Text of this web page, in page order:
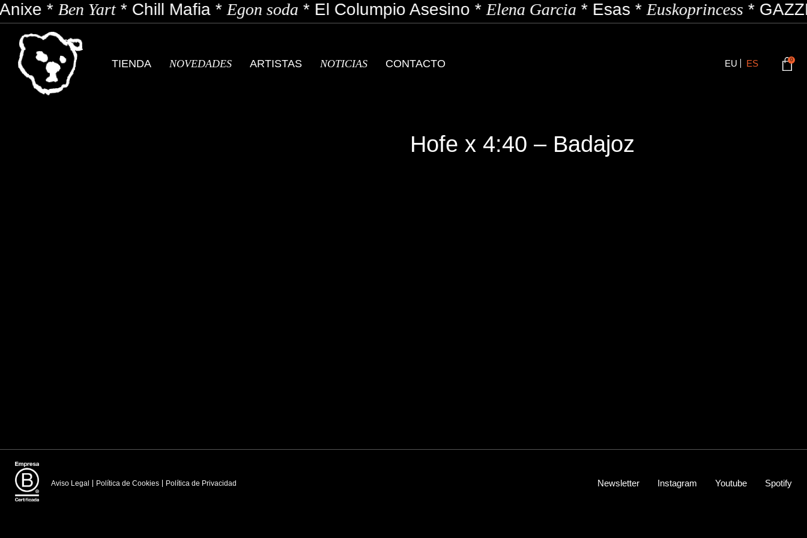
*Ben Yart*Chill Mafia*Egon soda*El Columpio Asesino*Elena Garcia*Esas*Euskoprincess*GAZZI
TIENDA NOVEDADES ARTISTAS NOTICIAS CONTACTO EU ES 0
Hofe x 4:40 – Badajoz
Aviso Legal Política de Cookies Política de Privacidad Newsletter Instagram Youtube Spotify